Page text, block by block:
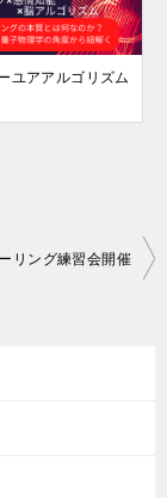
ユアアルゴリズム
リング練習会開催